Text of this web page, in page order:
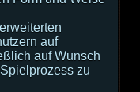
auf
auf Wunsch
zu